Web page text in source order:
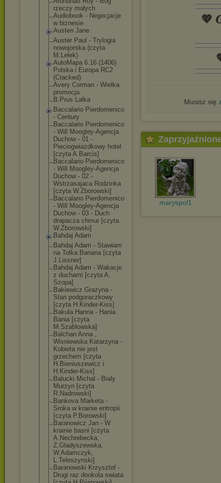
rzeczy małych
Audiobook - Negocjacje
w biznesie
Austen Jane
Auster Paul - Trylogia
nowojorska (czyta
M.Lelek)
AutoMapa 6.16 (1406)
Polska i Europa RC2
(Cracked)
Avery Corman - Wielka
promocja
B.Prus Lalka
Baccalario Pierdomenico
- Century
Baccalario Pierdomenico
- Will Moogley-Agencja
Duchow - 01 -
Pieciogwiazdkowy hotel
[czyta A.Barcis]
Baccalario Pierdomenico
- Will Moogley-Agencja
Duchow - 02 -
Wstrzasajaca Rodzinka
[czyta W.Zborowski]
Baccalario Pierdomenico
- Will Moogley-Agencja
Duchow - 03 - Duch
drapacza chmur [czyta
W.Zborowski]
Bahdaj Adam
Bahdaj Adam - Stawiam
na Tolka Banana [czyta
J.Lissner]
Bahdaj Adam - Wakacje
z duchami [czyta A.
Szopa]
Bakiewicz Grazyna -
Stan podgoraczkowy
[czyta H.Kinder-Kiss]
Bakula Hanna - Hania
Bania [czyta
M.Szablowska]
Balchan Anna ,
Wisniewska Katarzyna -
Kobieta nie jest
grzechem [czyta
H.Bieniuszewicz i
H.Kinder-Kiss]
Balucki Michal - Bialy
Murzyn [czyta
R.Nadrowski]
Bankova Marketa -
Sroka w krainie entropii
[czyta P.Borowski]
Baranowicz Jan - W
krainie basni [czyta
A.Nechrebecka,
Z.Gladyszewska,
W.Adamczyk,
L.Teleszynski]
Baranowski Krzysztof -
Drugi raz dookola swiata
💖
Musisz się
maryspol1